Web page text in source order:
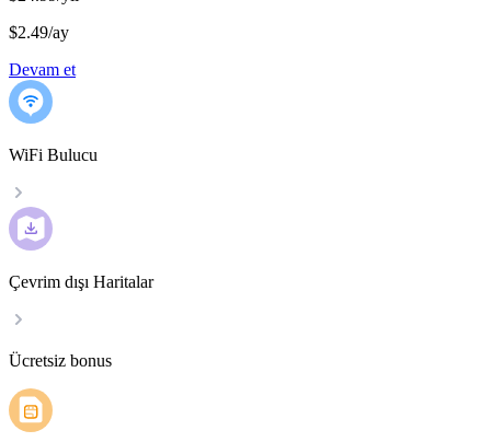
$2.49/ay
Devam et
WiFi Bulucu
Çevrim dışı Haritalar
Ücretsiz bonus